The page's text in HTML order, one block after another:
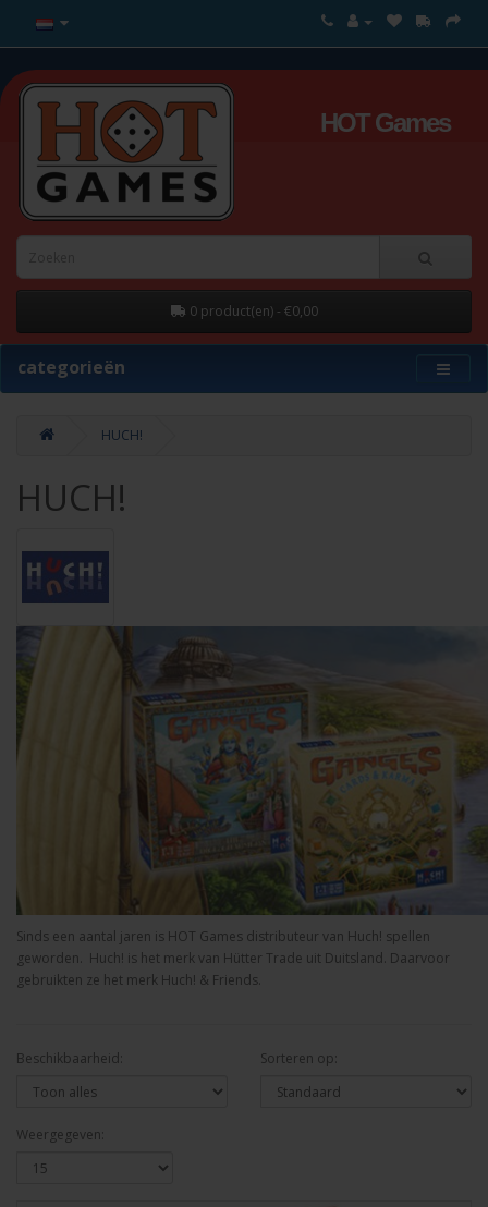
HOT Games
0 product(en) - €0,00
categorieën
HUCH!
HUCH!
Sinds een aantal jaren is HOT Games distributeur van Huch! spellen
geworden. Huch! is het merk van Hütter Trade uit Duitsland. Daarvoor
gebruikten ze het merk Huch! & Friends.
Beschikbaarheid: Sorteren op:
Weergegeven: